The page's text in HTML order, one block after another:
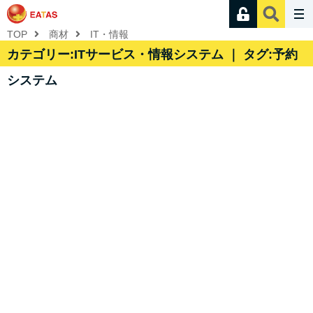
TOP 商材 IT・情報
カテゴリー:ITサービス・情報システム ｜ タグ:予約
システム